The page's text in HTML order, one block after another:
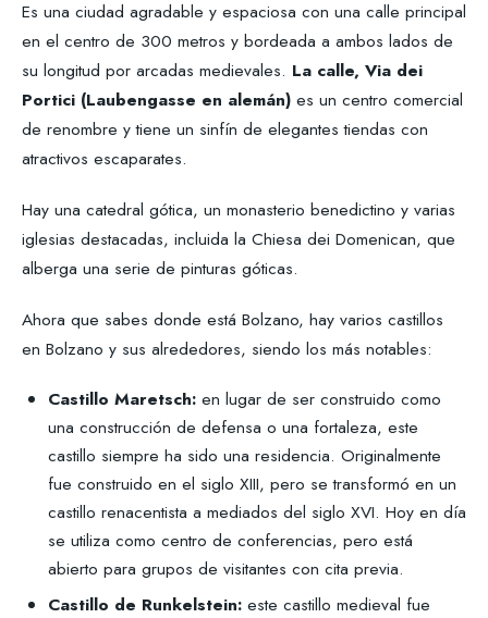
Es una ciudad agradable y espaciosa con una calle principal
en el centro de 300 metros y bordeada a ambos lados de
su longitud por arcadas medievales. La calle, Via dei
Portici (Laubengasse en alemán) es un centro comercial
de renombre y tiene un sinfín de elegantes tiendas con
atractivos escaparates.
Hay una catedral gótica, un monasterio benedictino y varias
iglesias destacadas, incluida la Chiesa dei Domenican, que
alberga una serie de pinturas góticas.
Ahora que sabes donde está Bolzano, hay varios castillos
en Bolzano y sus alrededores, siendo los más notables:
Castillo Maretsch: en lugar de ser construido como
una construcción de defensa o una fortaleza, este
castillo siempre ha sido una residencia. Originalmente
fue construido en el siglo XIII, pero se transformó en un
castillo renacentista a mediados del siglo XVI. Hoy en día
se utiliza como centro de conferencias, pero está
abierto para grupos de visitantes con cita previa.
Castillo de Runkelstein: este castillo medieval fue